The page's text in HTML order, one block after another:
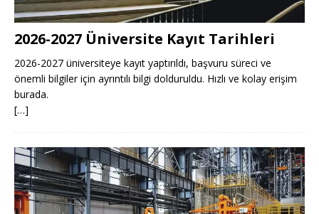
2026-2027 Üniversite Kayıt Tarihleri ​​
2026-2027 üniversiteye kayıt yaptırıldı, başvuru süreci ve
önemli bilgiler için ayrıntılı bilgi dolduruldu. Hızlı ve kolay erişim
burada.
[…]